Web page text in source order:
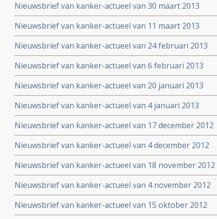
Nieuwsbrief van kanker-actueel van 30 maart 2013
Nieuwsbrief van kanker-actueel van 11 maart 2013
Nieuwsbrief van kanker-actueel van 24 februari 2013
Nieuwsbrief van kanker-actueel van 6 februari 2013
Nieuwsbrief van kanker-actueel van 20 januari 2013
Nieuwsbrief van kanker-actueel van 4 januari 2013
Nieuwsbrief van kanker-actueel van 17 december 2012
Nieuwsbrief van kanker-actueel van 4 december 2012
Nieuwsbrief van kanker-actueel van 18 november 2012
Nieuwsbrief van kanker-actueel van 4 november 2012
Nieuwsbrief van kanker-actueel van 15 oktober 2012